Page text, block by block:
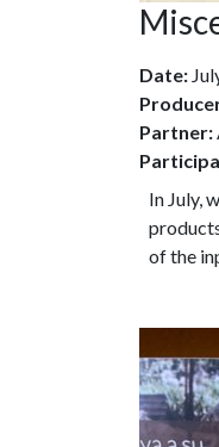
Date:
Partner:
In July,
of the